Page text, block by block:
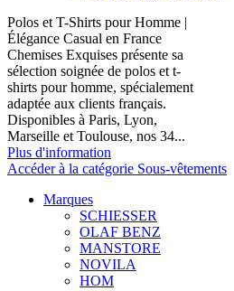
Polos et T-Shirts pour Homme |
Élégance Casual en France
Chemises Exquises présente sa
sélection soignée de polos et t-
shirts pour homme, spécialement
adaptée aux clients français.
Disponibles à Paris, Lyon,
Marseille et Toulouse, nos 34...
Plus d'information
Accéder à la catégorie Sous-vêtements
Marques
SCHIESSER
OLAF BENZ
MANSTORE
NOVILA
HOM